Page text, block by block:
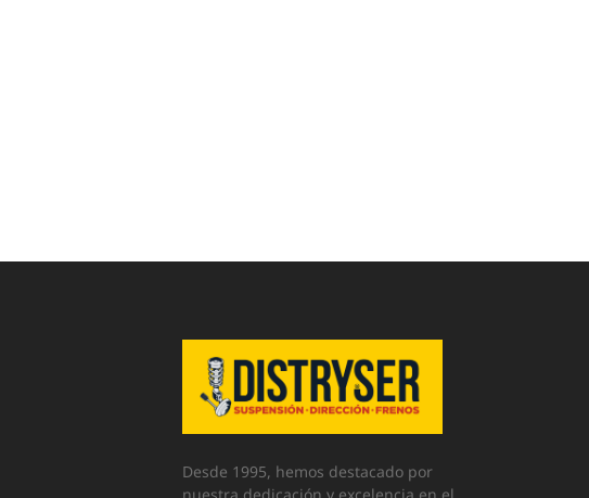
Desde 1995, hemos destacado por
nuestra dedicación y excelencia en el